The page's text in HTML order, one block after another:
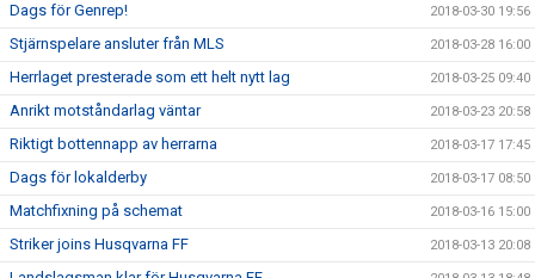
Dags för Genrep! 2018-03-30 19:56
Stjärnspelare ansluter från MLS 2018-03-28 16:00
Herrlaget presterade som ett helt nytt lag 2018-03-25 09:40
Anrikt motståndarlag väntar 2018-03-23 20:58
Riktigt bottennapp av herrarna 2018-03-17 17:45
Dags för lokalderby 2018-03-17 08:50
Matchfixning på schemat 2018-03-16 15:00
Striker joins Husqvarna FF 2018-03-13 20:08